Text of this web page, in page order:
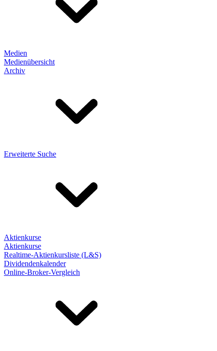
Medien
Medienübersicht
Archiv
Erweiterte Suche
Aktienkurse
Aktienkurse
Realtime-Aktienkursliste (L&S)
Dividendenkalender
Online-Broker-Vergleich